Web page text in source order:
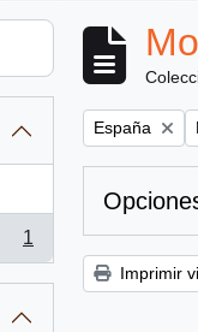
1
Remove filter:
España
Imprimir